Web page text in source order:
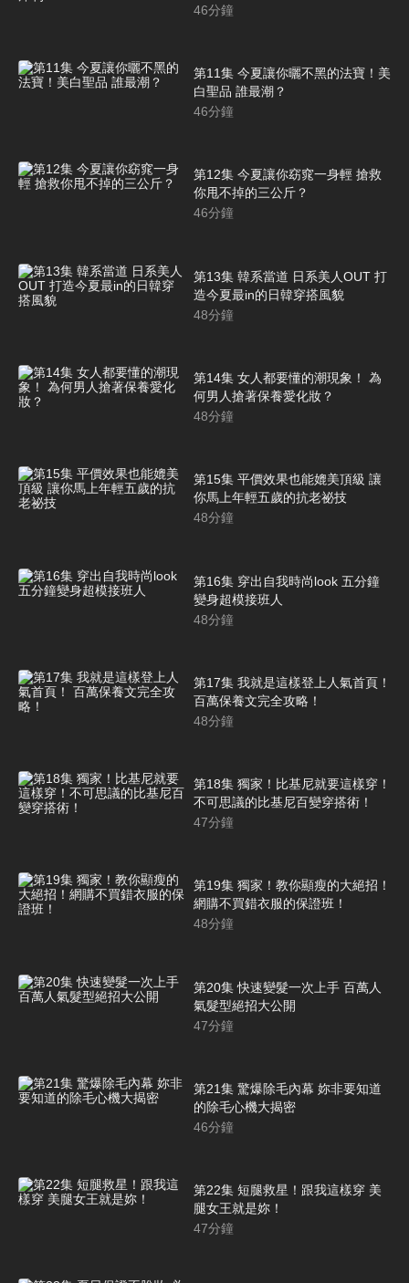
46分鐘
第11集 今夏讓你曬不黑的法寶！美
白聖品 誰最潮？
46分鐘
第12集 今夏讓你窈窕一身輕 搶救
你甩不掉的三公斤？
46分鐘
第13集 韓系當道 日系美人OUT 打
造今夏最in的日韓穿搭風貌
48分鐘
第14集 女人都要懂的潮現象！ 為
何男人搶著保養愛化妝？
48分鐘
第15集 平價效果也能媲美頂級 讓
你馬上年輕五歲的抗老祕技
48分鐘
第16集 穿出自我時尚look 五分鐘
變身超模接班人
48分鐘
第17集 我就是這樣登上人氣首頁！
百萬保養文完全攻略！
48分鐘
第18集 獨家！比基尼就要這樣穿！
不可思議的比基尼百變穿搭術！
47分鐘
第19集 獨家！教你顯瘦的大絕招！
網購不買錯衣服的保證班！
48分鐘
第20集 快速變髮一次上手 百萬人
氣髮型絕招大公開
47分鐘
第21集 驚爆除毛內幕 妳非要知道
的除毛心機大揭密
46分鐘
第22集 短腿救星！跟我這樣穿 美
腿女王就是妳！
47分鐘